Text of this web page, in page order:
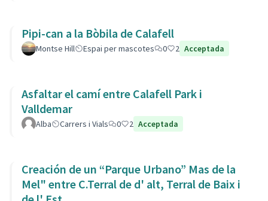
Pipi-can a la Bòbila de Calafell
Montse Hill Espai per mascotes 0 2 Acceptada
Asfaltar el camí entre Calafell Park i
Valldemar
Alba Carrers i Vials 0 2 Acceptada
Creación de un “Parque Urbano” Mas de la
Mel" entre C.Terral de d' alt, Terral de Baix i